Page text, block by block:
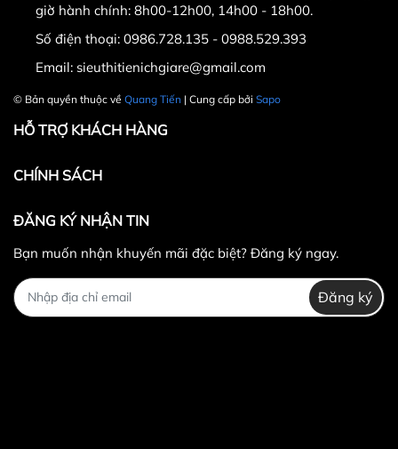
giờ hành chính: 8h00-12h00, 14h00 - 18h00.
Số điện thoại: 0986.728.135 - 0988.529.393
Email: sieuthitienichgiare@gmail.com
© Bản quyền thuộc về Quang Tiến | Cung cấp bởi Sapo
HỖ TRỢ KHÁCH HÀNG
CHÍNH SÁCH
ĐĂNG KÝ NHẬN TIN
Bạn muốn nhận khuyến mãi đặc biệt? Đăng ký ngay.
Đăng ký